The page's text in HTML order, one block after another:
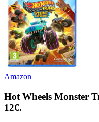
Amazon
Hot Wheels Monster
12€.